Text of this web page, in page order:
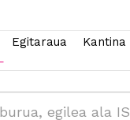
Egitaraua Kantina